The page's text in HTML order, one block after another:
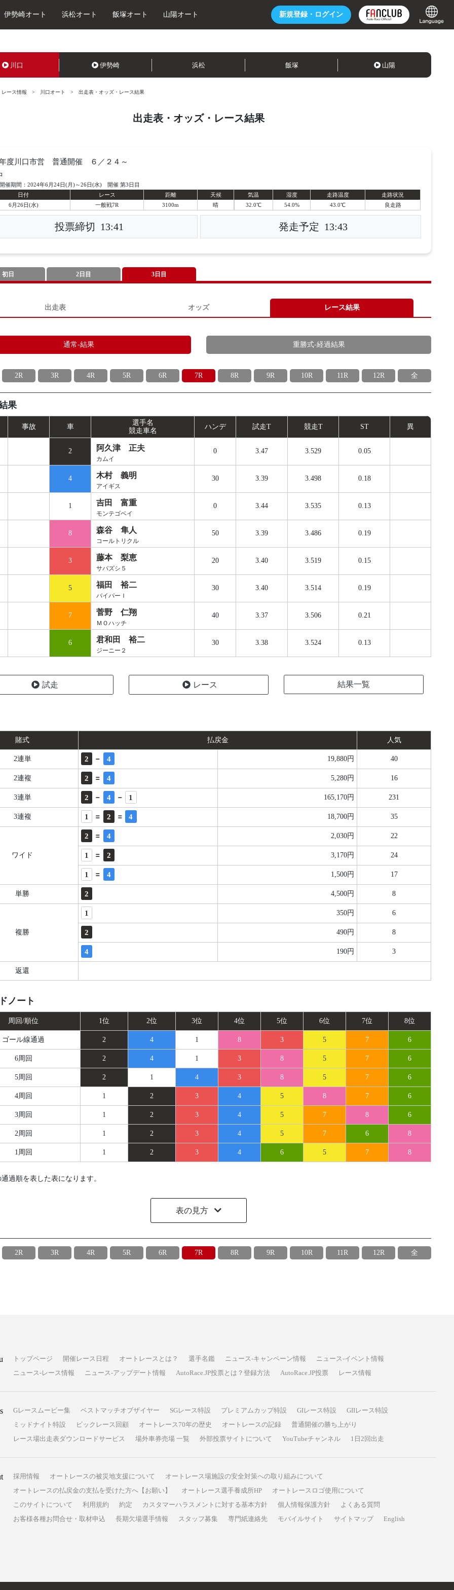
新規登録・ ログイン
伊勢崎オート 浜松オート 飯塚オート 山陽オート
川口 伊勢崎 浜松 飯塚 山陽
レース情報 川口オート 出走表・オッズ・レース結果
出走表・オッズ・レース結果
度川口市営 普通開催 ６／２４～
開催期間：2024年6月24日(月)～26日(水) 開催 第3日目
日付
レース 距離
天候
6月26日(水)
一般戦7R 3100m 晴
気温 湿度 走路温度
走路状況
32.0℃
54.0% 43.0℃ 良走路
投票締切 13:41 発走予定 13:43
初日 2日目 3日目
出走表 オッズ レース結果
通常-結果 重勝式-経過結果
2R 3R 4R 5R 6R 7R 8R 9R 10R 11R 12R 全
果
事故 車
選手名
競走車名
ハンデ 試走T 競走T ST 異
2 阿久津 正夫
カムイ
0 3.47 3.529 0.05
4 木村 義明
アイギス
30 3.39 3.498 0.18
1 吉田 富重
モンテゴベイ
0 3.44 3.535 0.13
8 森谷 隼人
コールトリクル
50 3.39 3.486 0.19
3 藤本 梨恵
サバズシ５
20 3.40 3.519 0.15
5 福田 裕二
バイパーＩ
30 3.40 3.514 0.19
7 菅野 仁翔
ＭＯハッチ
40 3.37 3.506 0.21
6 君和田 裕二
ジーニー２
30 3.38 3.524 0.13
試走 レース 結果一覧
賭式 払戻金 人気
2連単 2 - 4 19,880円 40
2連複 2 = 4 5,280円 16
3連単 2 - 4 - 1 165,170円 231
3連複 1 = 2 = 4 18,700円 35
ワイド
2 = 4 2,030円 22
1 = 2 3,170円 24
1 = 4 1,500円 17
単勝 2 4,500円 8
複勝
1 350円 6
2 490円 8
4 190円 3
返還
ノート
周回/順位 1位 2位 3位 4位 5位 6位 7位 8位
ゴール線通過 2 4 1 8 3 5 7 6
6周回 2 4 1 3 8 5 7 6
5周回 2 1 4 3 8 5 7 6
4周回 1 2 3 4 5 8 7 6
3周回 1 2 3 4 5 7 8 6
2周回 1 2 3 4 5 7 6 8
1周回 1 2 3 4 6 5 7 8
過順を表した表になります。
表の見方
2R 3R 4R 5R 6R 7R 8R 9R 10R 11R 12R 全
トップページ 開催レース日程 オートレースとは？ 選手名鑑 ニュース-キャンペーン情報
ニュース-イベント情報
ニュース-レース情報
ニュース-アップデート情報 AutoRace.JP投票とは？登録方法 AutoRace.JP投票 レース情報
Gレースムービー集 ベストマッチオブザイヤー SGレース特設 プレミアムカップ特設 GIレース特設
GIIレース特設
ミッドナイト特設
ビックレース回顧 オートレース70年の歴史 オートレースの記録
普通開催の勝ち上がり
レース場出走表ダウンロードサービス
場外車券売場 一覧 外部投票サイトについて YouTubeチャンネル 1日2回出走
採用情報 オートレースの被災地支援について
オートレース場施設の安全対策への取り組みについて
オートレースの払戻金の支払を受けた方へ【お願い】
オートレース選手養成所HP
オートレースロゴ使用について
このサイトについて
利用規約 約定 カスタマーハラスメントに対する基本方針 個人情報保護方針
よくある質問
お客様各種お問合せ・取材申込
長期欠場選手情報 スタッフ募集 専門紙連絡先 モバイルサイト サイトマップ English